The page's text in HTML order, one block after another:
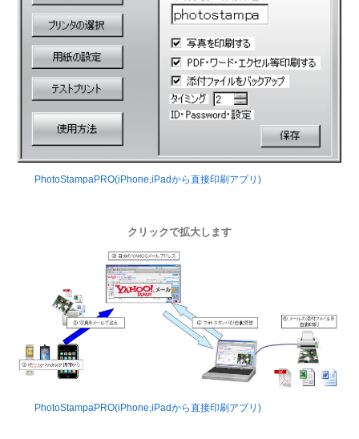
PhotoStampaPRO(iPhone,iPadから直接印刷アプリ)
クリックで拡大します
PhotoStampaPRO(iPhone,iPadから直接印刷アプリ)